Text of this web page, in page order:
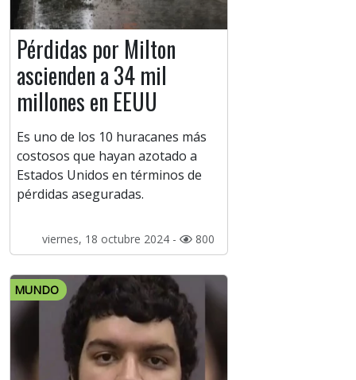
Pérdidas por Milton
ascienden a 34 mil
millones en EEUU
Es uno de los 10 huracanes más
costosos que hayan azotado a
Estados Unidos en términos de
pérdidas aseguradas.
viernes, 18 octubre 2024 - 800
MUNDO